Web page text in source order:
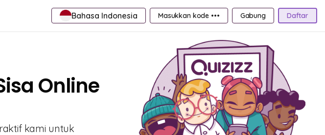
Bahasa Indonesia Masukkan kode ••• Gabung Daftar
Online
kami untuk